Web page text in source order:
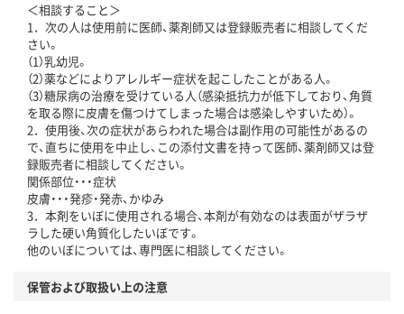
＜相談すること＞
1．次の人は使用前に医師、薬剤師又は登録販売者に相談してくだ
さい。
（1）乳幼児。
（2）薬などによりアレルギー症状を起こしたことがある人。
（3）糖尿病の治療を受けている人（感染抵抗力が低下しており、角質
を取る際に皮膚を傷つけてしまった場合は感染しやすいため）。
2．使用後、次の症状があらわれた場合は副作用の可能性があるの
で、直ちに使用を中止し、この添付文書を持って医師、薬剤師又は登
録販売者に相談してください。
関係部位・・・症状
皮膚・・・発疹・発赤、かゆみ
3．本剤をいぼに使用される場合、本剤が有効なのは表面がザラザ
ラした硬い角質化したいぼです。
他のいぼについては、専門医に相談してください。
保管および取扱い上の注意